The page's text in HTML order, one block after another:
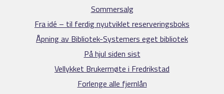
Sommersalg
Fra idé – til ferdig nyutviklet reserveringsboks
Åpning av Bibliotek-Systemers eget bibliotek
På hjul siden sist
Vellykket Brukermøte i Fredrikstad
Forlenge alle fjernlån